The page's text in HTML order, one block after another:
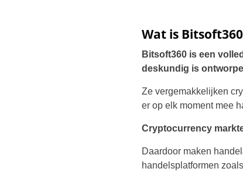
Wat is
Bitsoft360 is een
deskundig is
Ze vergemakkelijken
er op elk moment mee
Cryptocurrency
Daardoor maken
handelsplatformen